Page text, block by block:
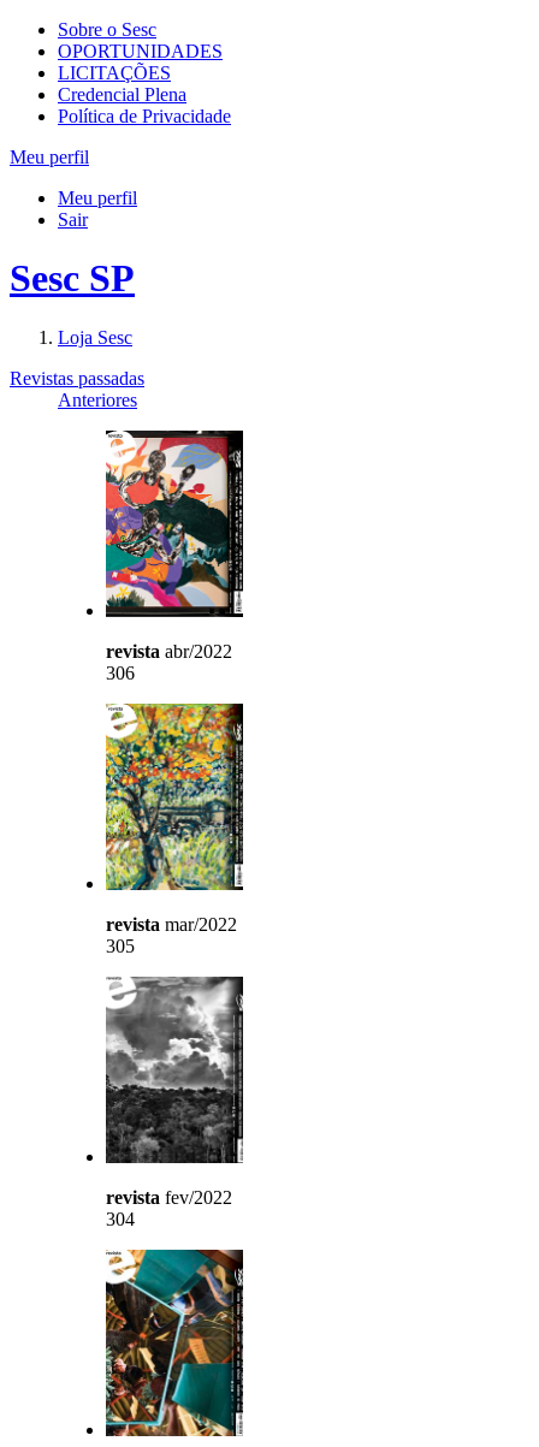
Sobre o Sesc
OPORTUNIDADES
LICITAÇÕES
Credencial Plena
Política de Privacidade
Meu perfil
Meu perfil
Sair
Sesc SP
Loja Sesc
Revistas passadas
Anteriores
revista abr/2022
306
revista mar/2022
305
revista fev/2022
304